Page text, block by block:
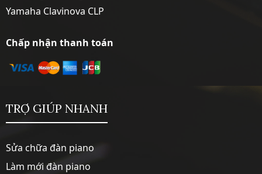
Yamaha Clavinova CLP
Chấp nhận thanh toán
TRỢ GIÚP NHANH
Sửa chữa đàn piano
Làm mới đàn piano